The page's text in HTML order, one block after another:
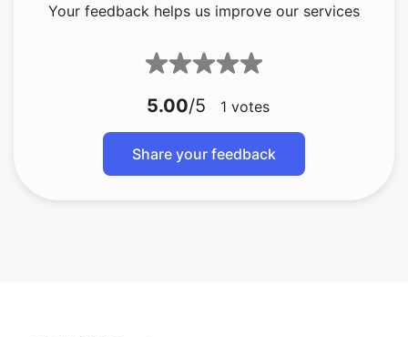
Your feedback helps us improve our services
5.00/5 1 votes
Share your feedback